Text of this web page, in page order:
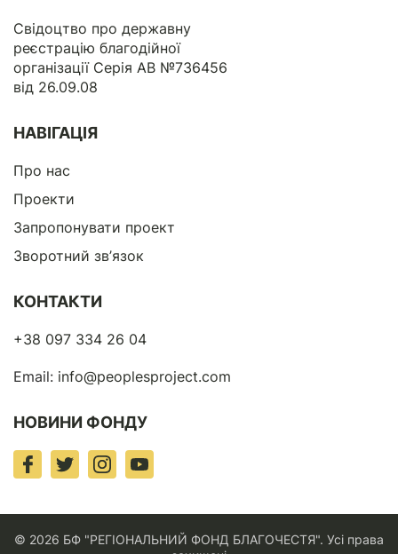
Свідоцтво про державну
реєстрацію благодійної
організації Серія АВ №736456
від 26.09.08
НАВІГАЦІЯ
Про нас
Проекти
Запропонувати проект
Зворотний зв’язок
КОНТАКТИ
+38 097 334 26 04
Email: info@peoplesproject.com
НОВИНИ ФОНДУ
© 2026 БФ "РЕГІОНАЛЬНИЙ ФОНД БЛАГОЧЕСТЯ". Усі права